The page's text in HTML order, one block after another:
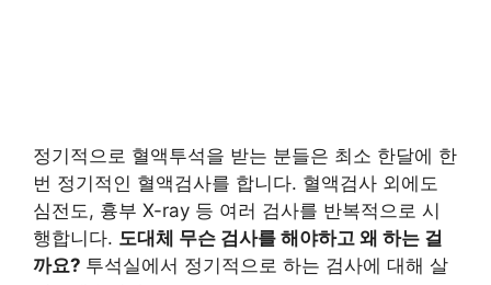
정기적으로 혈액투석을 받는 분들은 최소 한달에 한
번 정기적인 혈액검사를 합니다. 혈액검사 외에도
심전도, 흉부 X-ray 등 여러 검사를 반복적으로 시
행합니다. 도대체 무슨 검사를 해야하고 왜 하는 걸
까요? 투석실에서 정기적으로 하는 검사에 대해 살